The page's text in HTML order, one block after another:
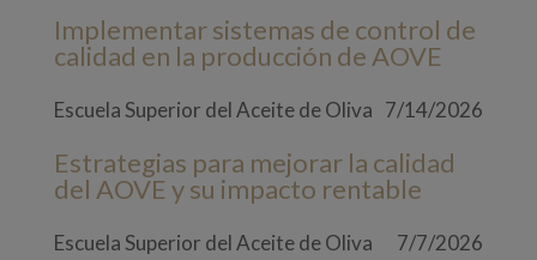
Implementar sistemas de control de
calidad en la producción de AOVE
Escuela Superior del Aceite de Oliva 7/14/2026
Estrategias para mejorar la calidad
del AOVE y su impacto rentable
Escuela Superior del Aceite de Oliva 7/7/2026